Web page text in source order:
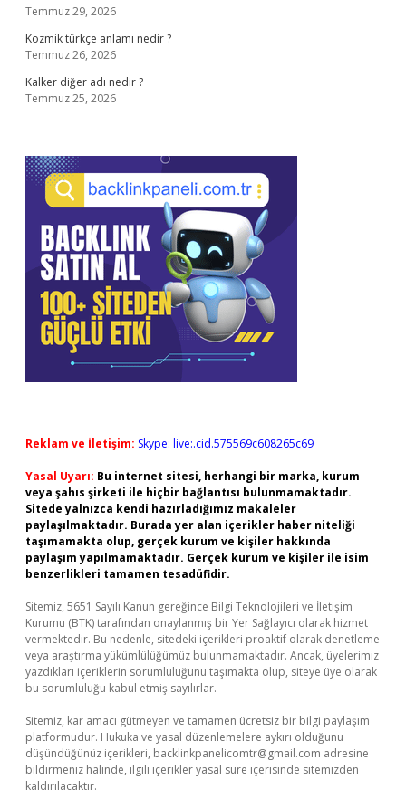
Temmuz 29, 2026
Kozmik türkçe anlamı nedir ?
Temmuz 26, 2026
Kalker diğer adı nedir ?
Temmuz 25, 2026
Reklam ve İletişim: Skype: live:.cid.575569c608265c69
Yasal Uyarı: Bu internet sitesi, herhangi bir marka, kurum
veya şahıs şirketi ile hiçbir bağlantısı bulunmamaktadır.
Sitede yalnızca kendi hazırladığımız makaleler
paylaşılmaktadır. Burada yer alan içerikler haber niteliği
taşımamakta olup, gerçek kurum ve kişiler hakkında
paylaşım yapılmamaktadır. Gerçek kurum ve kişiler ile isim
benzerlikleri tamamen tesadüfidir.
Sitemiz, 5651 Sayılı Kanun gereğince Bilgi Teknolojileri ve İletişim
Kurumu (BTK) tarafından onaylanmış bir Yer Sağlayıcı olarak hizmet
vermektedir. Bu nedenle, sitedeki içerikleri proaktif olarak denetleme
veya araştırma yükümlülüğümüz bulunmamaktadır. Ancak, üyelerimiz
yazdıkları içeriklerin sorumluluğunu taşımakta olup, siteye üye olarak
bu sorumluluğu kabul etmiş sayılırlar.
Sitemiz, kar amacı gütmeyen ve tamamen ücretsiz bir bilgi paylaşım
platformudur. Hukuka ve yasal düzenlemelere aykırı olduğunu
düşündüğünüz içerikleri, backlinkpanelicomtr@gmail.com adresine
bildirmeniz halinde, ilgili içerikler yasal süre içerisinde sitemizden
kaldırılacaktır.